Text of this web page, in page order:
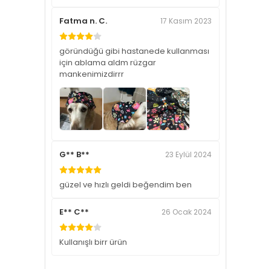
Fatma n. C. 17 Kasım 2023
göründüğü gibi hastanede kullanması
için ablama aldm rüzgar
mankenimizdirrr
G** B** 23 Eylül 2024
güzel ve hızlı geldi beğendim ben
E** C** 26 Ocak 2024
Kullanışlı birr ürün